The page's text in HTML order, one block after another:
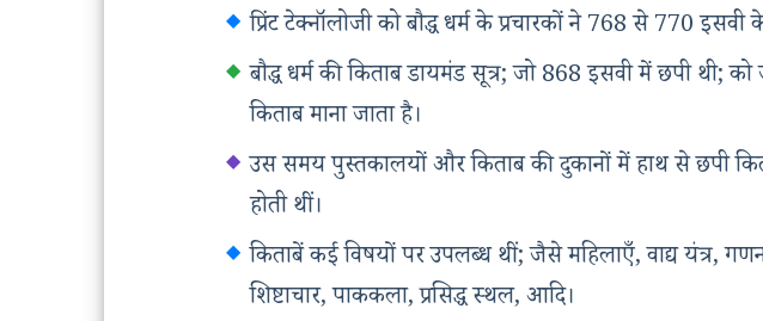
प्रिंट टेक्नॉलोजी को बौद्ध धर्म के प्रचारकों ने 768 से 770
बौद्ध धर्म की किताब डायमंड सूत्र; जो 868 इसवी में छपी थी; को
किताब माना जाता है।
उस समय पुस्तकालयों और किताब की दुकानों में हाथ से छपी
होती थीं।
किताबें कई विषयों पर उपलब्ध थीं; जैसे महिलाएँ, वाद्य यंत्र,
शिष्टाचार, पाककला, प्रसिद्ध स्थल, आदि।